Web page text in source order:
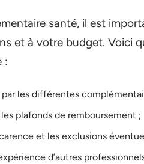
santé, il est
et à votre budget. Voici
:
les différentes
plafonds de remboursement ;
et les exclusions
d’autres